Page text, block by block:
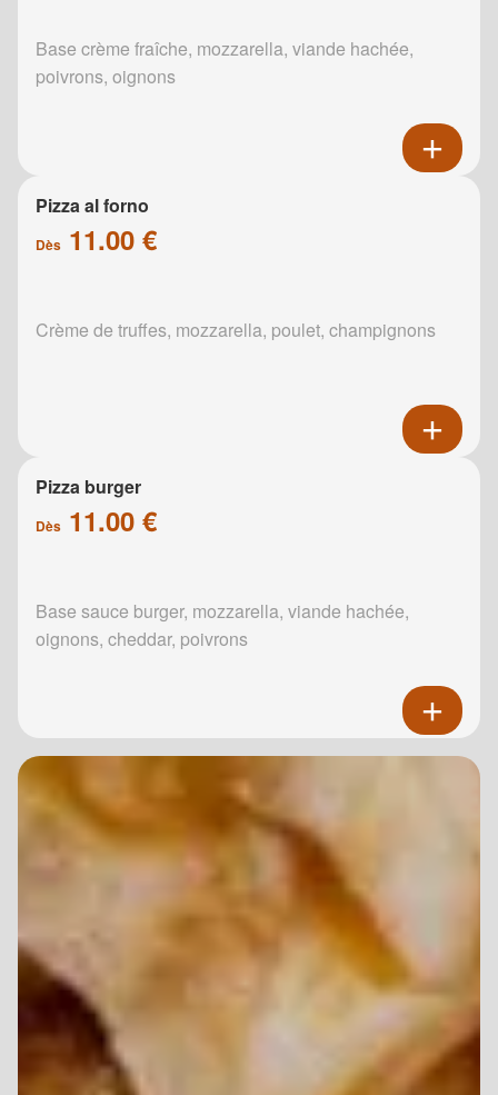
Base crème fraîche, mozzarella, viande hachée,
poivrons, oignons
Pizza al forno
Dès 11.00 €
Crème de truffes, mozzarella, poulet, champignons
Pizza burger
Dès 11.00 €
Base sauce burger, mozzarella, viande hachée,
oignons, cheddar, poivrons